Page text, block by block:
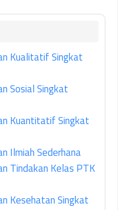
Kualitatif Singkat
Sosial Singkat
Kuantitatif Singkat
Ilmiah Sederhana
Tindakan Kelas PTK
Kesehatan Singkat